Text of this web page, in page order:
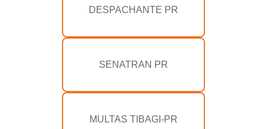
DESPACHANTE PR
SENATRAN PR
MULTAS TIBAGI-PR